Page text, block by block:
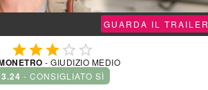
GUARDA IL TRAILER
  
- GIUDIZIO MEDIO
3.24 - CONSIGLIATO SÌ